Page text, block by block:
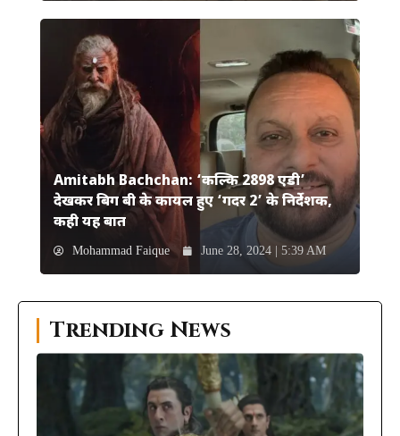
Amitabh Bachchan: ‘कल्कि 2898 एडी’
देखकर बिग बी के कायल हुए ‘गदर 2’ के निर्देशक,
कही यह बात
Mohammad Faique June 28, 2024 | 5:39 AM
Trending News